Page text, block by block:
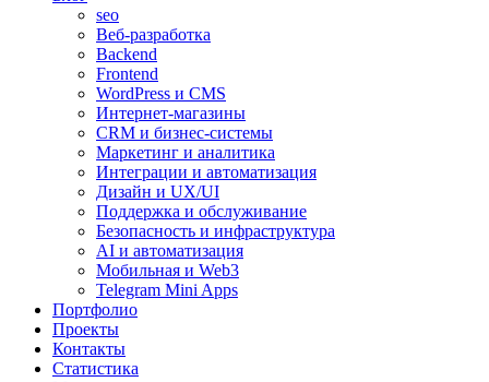
seo
Веб-разработка
Backend
Frontend
WordPress и CMS
Интернет-магазины
CRM и бизнес-системы
Маркетинг и аналитика
Интеграции и автоматизация
Дизайн и UX/UI
Поддержка и обслуживание
Безопасность и инфраструктура
AI и автоматизация
Мобильная и Web3
Telegram Mini Apps
Портфолио
Проекты
Контакты
Статистика